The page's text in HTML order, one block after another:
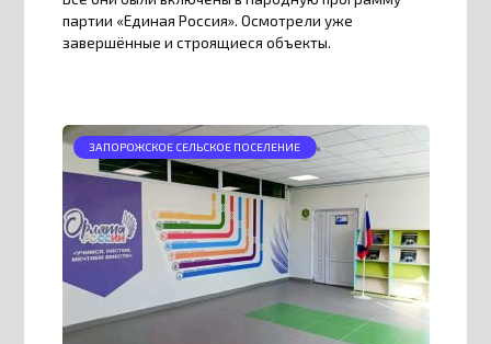
партии «Единая Россия». Осмотрели уже
завершённые и строящиеся объекты.
ЗАПОРОЖСКОЕ СЕЛЬСКОЕ ПОСЕЛЕНИЕ